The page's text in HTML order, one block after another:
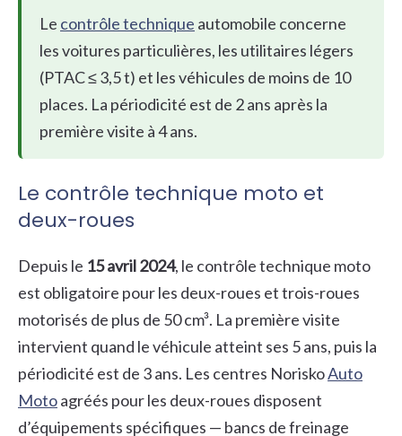
Le contrôle technique automobile concerne
les voitures particulières, les utilitaires légers
(PTAC ≤ 3,5 t) et les véhicules de moins de 10
places. La périodicité est de 2 ans après la
première visite à 4 ans.
Le contrôle technique moto et
deux-roues
Depuis le 15 avril 2024, le contrôle technique moto
est obligatoire pour les deux-roues et trois-roues
motorisés de plus de 50 cm³. La première visite
intervient quand le véhicule atteint ses 5 ans, puis la
périodicité est de 3 ans. Les centres NoriskoAuto
Motoagréés pour les deux-roues disposent
d’équipements spécifiques — bancs de freinage